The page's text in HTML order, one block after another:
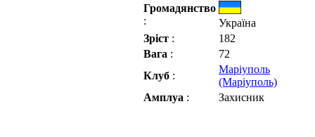
Громадянство
:
Україна
Зріст :
182
Вага :
72
Клуб :
Маріуполь
(Маріуполь)
Амплуа : Захисник